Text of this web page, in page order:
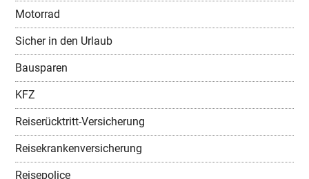
Motorrad
Sicher in den Urlaub
Bausparen
KFZ
Reiserücktritt-Versicherung
Reisekrankenversicherung
Reisepolice